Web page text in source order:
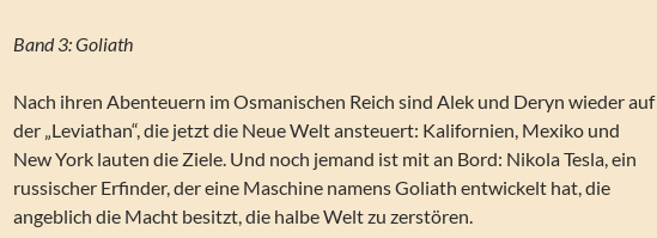
Band 3: Goliath
Nach ihren Abenteuern im Osmanischen Reich sind Alek und Deryn wieder auf
der „Leviathan“, die jetzt die Neue Welt ansteuert: Kalifornien, Mexiko und
New York lauten die Ziele. Und noch jemand ist mit an Bord: Nikola Tesla, ein
russischer Erfinder, der eine Maschine namens Goliath entwickelt hat, die
angeblich die Macht besitzt, die halbe Welt zu zerstören.